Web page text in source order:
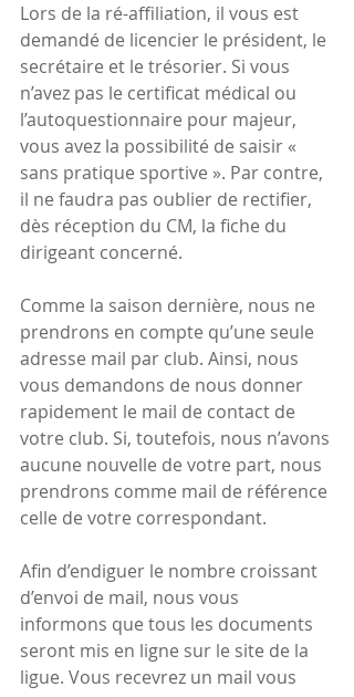
Lors de la ré-affiliation, il vous est
demandé de licencier le président, le
secrétaire et le trésorier. Si vous
n’avez pas le certificat médical ou
l’autoquestionnaire pour majeur,
vous avez la possibilité de saisir «
sans pratique sportive ». Par contre,
il ne faudra pas oublier de rectifier,
dès réception du CM, la fiche du
dirigeant concerné.
Comme la saison dernière, nous ne
prendrons en compte qu’une seule
adresse mail par club. Ainsi, nous
vous demandons de nous donner
rapidement le mail de contact de
votre club. Si, toutefois, nous n’avons
aucune nouvelle de votre part, nous
prendrons comme mail de référence
celle de votre correspondant.
Afin d’endiguer le nombre croissant
d’envoi de mail, nous vous
informons que tous les documents
seront mis en ligne sur le site de la
ligue. Vous recevrez un mail vous